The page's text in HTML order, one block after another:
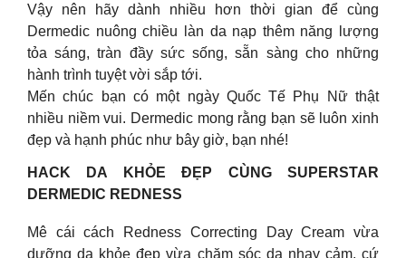
Vậy nên hãy dành nhiều hơn thời gian để cùng
Dermedic nuông chiều làn da nạp thêm năng lượng
tỏa sáng, tràn đầy sức sống, sẵn sàng cho những
hành trình tuyệt vời sắp tới.
Mến chúc bạn có một ngày Quốc Tế Phụ Nữ thật
nhiều niềm vui. Dermedic mong rằng bạn sẽ luôn xinh
đẹp và hạnh phúc như bây giờ, bạn nhé!
HACK DA KHỎE ĐẸP CÙNG SUPERSTAR
DERMEDIC REDNESS
Mê cái cách Redness Correcting Day Cream vừa
dưỡng da khỏe đẹp vừa chăm sóc da nhạy cảm, cứ